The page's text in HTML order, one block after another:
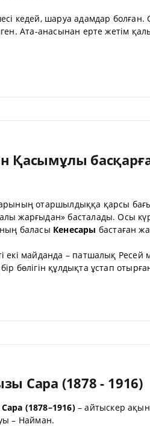
кедей, шаруа адамдар
Ата-анасынан ерте жетім
Қасымұлы
отаршылдыққа қарсы
жарғыдан» басталады. Осы
баласы Кенесары бастаған
екі майданда – патшалық
бөлігін құлдықта ұстап
Сара (1878 - 1916)
Сара (1878–1916)– айтыскер
– Найман.